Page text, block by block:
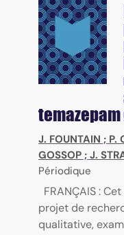
J. FOUNTAIN ; P.
GOSSOP ; J.
Périodique
FRANÇAIS :
projet de
qualitative,